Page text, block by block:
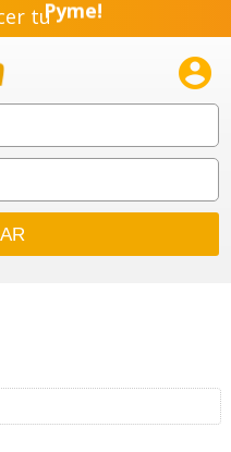
tuEmprendimiento!
